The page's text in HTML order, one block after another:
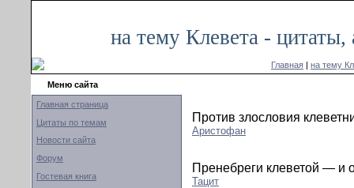
на тему Клевета -
Главная | на тему
Меню сайта
Главная страница
Цитаты по темам
Новости сайта
Форум
Гостевая книга
Против злословия
Аристофан
Пренебреги клеветой — и
Тацит